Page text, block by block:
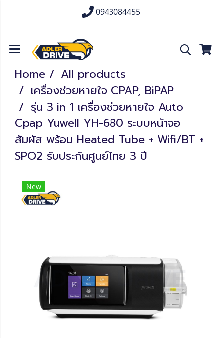
0943084455
Home
All products
เครื่องช่วยหายใจ CPAP, BiPAP
รุ่น 3 in 1 เครื่องช่วยหายใจ Auto
Cpap Yuwell YH-680 ระบบหน้าจอ
สัมผัส พร้อม Heated Tube + Wifi/BT +
SPO2 รับประกันศูนย์ไทย 3 ปี
New